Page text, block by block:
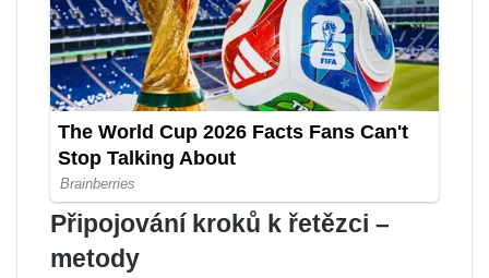
Připojování kroků k řetězci –
metody